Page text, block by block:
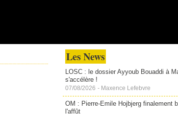
Les News
LOSC : le dossier Ayyoub Bouaddi à
s'accélère !
07/08/2026 - Maxence Lefebvre
OM : Pierre-Emile Hojbjerg finalement
l'affût